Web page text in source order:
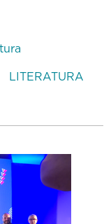
LITERATURA